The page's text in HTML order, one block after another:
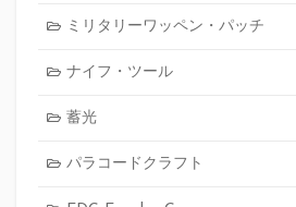
ミリタリーワッペン・パッチ
ナイフ・ツール
蓄光
パラコードクラフト